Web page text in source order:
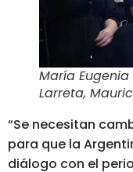
María
Larreta,
“Se necesitan
para que la
diálogo con el